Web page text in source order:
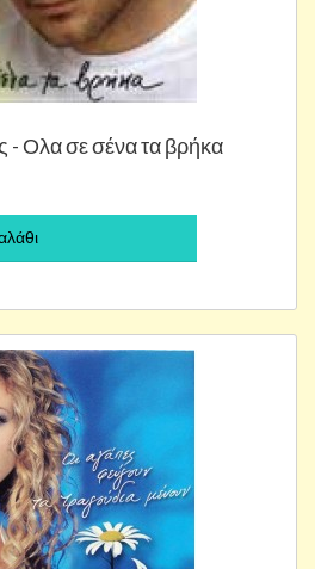
- Ολα σε σένα τα βρήκα